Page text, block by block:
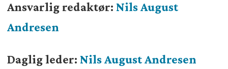
Ansvarlig redaktør: Nils August
Andresen
Daglig leder: Nils August Andresen